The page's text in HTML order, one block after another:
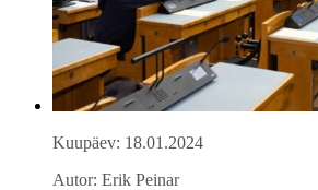
Kuupäev: 18.01.2024
Autor: Erik Peinar